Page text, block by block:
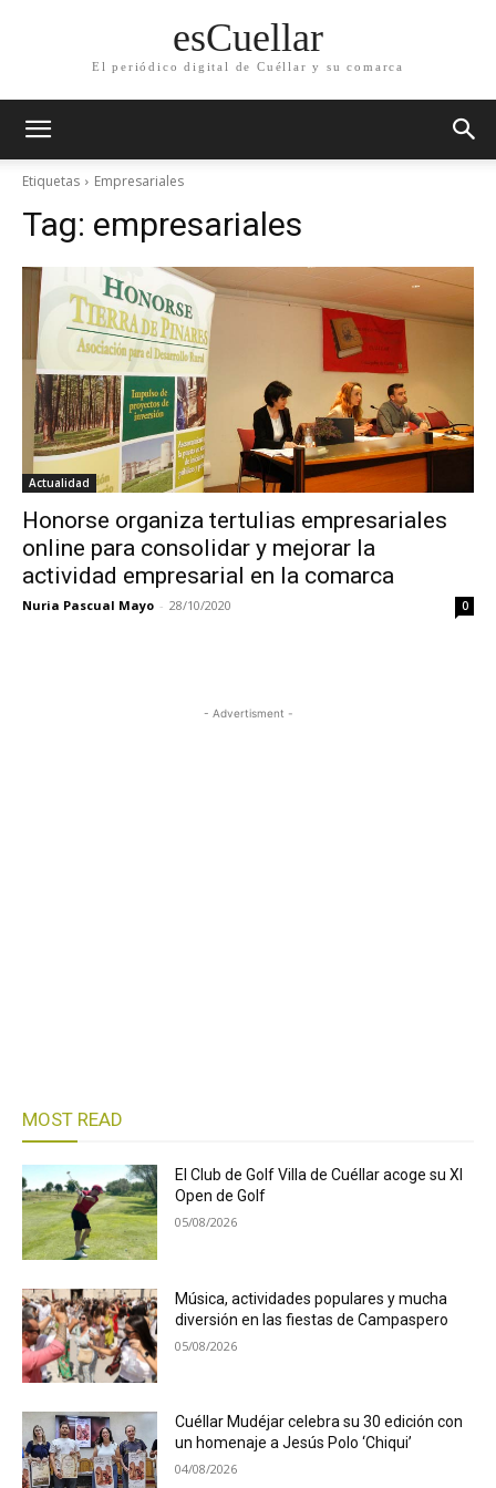
esCuellar
El periódico digital de Cuéllar y su comarca
Etiquetas Empresariales
Tag: empresariales
Actualidad
Honorse organiza tertulias empresariales
online para consolidar y mejorar la
actividad empresarial en la comarca
Nuria Pascual Mayo - 28/10/2020 0
- Advertisment -
MOST READ
El Club de Golf Villa de Cuéllar acoge su XI
Open de Golf
05/08/2026
Música, actividades populares y mucha
diversión en las fiestas de Campaspero
05/08/2026
Cuéllar Mudéjar celebra su 30 edición con
un homenaje a Jesús Polo ‘Chiqui’
04/08/2026